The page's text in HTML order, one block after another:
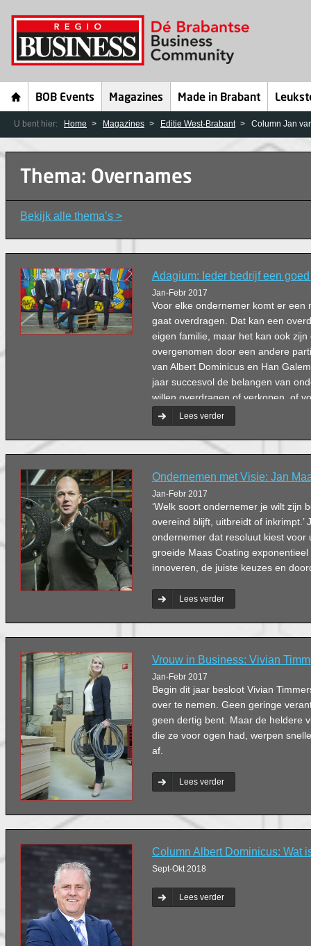
BOB Events Magazines Made in Brabant
U bent hier: Home Magazines Editie West-Brabant Column Jan
Thema: Overnames
Bekijk alle thema’s >
Adagium: Ieder bedrijf een
Jan-Febr 2017
Voor elke ondernemer komt er een
gaat overdragen. Dat kan een
eigen familie, maar het kan ook
overgenomen door een andere
van Albert Dominicus en Han
jaar succesvol de belangen van
willen overdragen of verkopen, of
willen aankopen. Ter ere van het
boek verschenen over de
familiebedrijven.
Lees verder
Ondernemen met Visie: Jan
Jan-Febr 2017
‘Welk soort ondernemer je wilt zijn
overeind blijft, uitbreidt of inkrimpt.’
ondernemer dat resoluut kiest voor
groeide Maas Coating
innoveren, de juiste keuzes en
Lees verder
Vrouw in Business: Vivian
Jan-Febr 2017
Begin dit jaar besloot Vivian
over te nemen. Geen geringe
geen dertig bent. Maar de heldere
die ze voor ogen had, werpen
af.
Lees verder
Column Albert Dominicus: Wat
Sept-Okt 2018
Lees verder